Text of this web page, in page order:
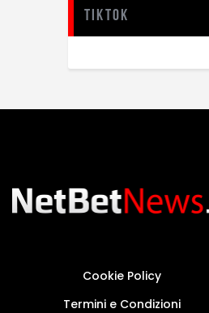
TikTok
Cookie Policy
Termini e Condizioni